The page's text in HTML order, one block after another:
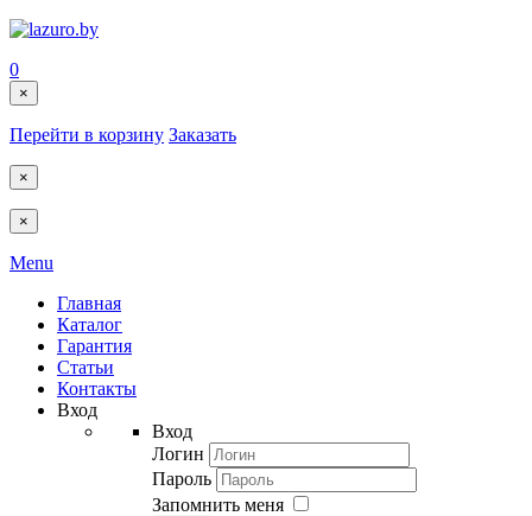
0
×
Перейти в корзину Заказать
×
×
Menu
Главная
Каталог
Гарантия
Статьи
Контакты
Вход
Вход
Логин
Пароль
Запомнить меня